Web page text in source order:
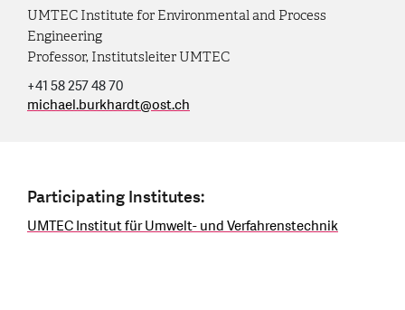
UMTEC Institute for Environmental and Process
Engineering
Professor, Institutsleiter UMTEC
+41 58 257 48 70
michael.burkhardt@ost.ch
Participating Institutes:
UMTEC Institut für Umwelt- und Verfahrenstechnik